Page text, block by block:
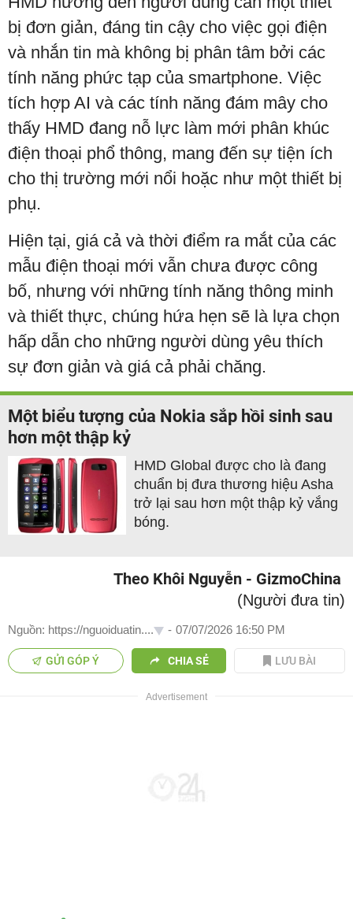
bị đơn giản, đáng tin cậy cho việc gọi điện
và nhắn tin mà không bị phân tâm bởi các
tính năng phức tạp của smartphone. Việc
tích hợp AI và các tính năng đám mây cho
thấy HMD đang nỗ lực làm mới phân khúc
điện thoại phổ thông, mang đến sự tiện ích
cho thị trường mới nổi hoặc như một thiết bị
phụ.
Hiện tại, giá cả và thời điểm ra mắt của các
mẫu điện thoại mới vẫn chưa được công
bố, nhưng với những tính năng thông minh
và thiết thực, chúng hứa hẹn sẽ là lựa chọn
hấp dẫn cho những người dùng yêu thích
sự đơn giản và giá cả phải chăng.
Một biểu tượng của Nokia sắp hồi sinh sau
hơn một thập kỷ
HMD Global được cho là đang
chuẩn bị đưa thương hiệu Asha
trở lại sau hơn một thập kỷ vắng
bóng.
Theo Khôi Nguyễn - GizmoChina
(Người đưa tin)
Nguồn: https://nguoiduatin.... - 07/07/2026 16:50 PM
GỬI GÓP Ý CHIA SẺ LƯU BÀI